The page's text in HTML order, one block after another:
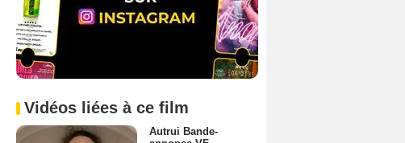
Vidéos liées à ce film
Autrui Bande-